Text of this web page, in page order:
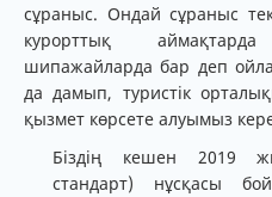
сұраныс. Ондай сұраныс
курорттық
шипажайларда бар деп
да дамып, туристік
қызмет көрсете алуымыз
Біздің кешен 2019
стандарт) нұсқасы